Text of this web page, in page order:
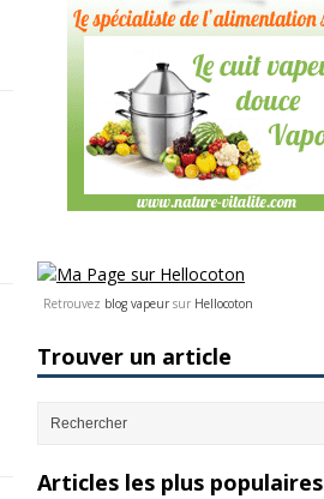
Retrouvez blog vapeur sur Hellocoton
Trouver un article
Articles les plus populaires